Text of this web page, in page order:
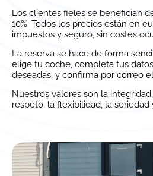
Los clientes fieles se benefician
10%. Todos los precios están en
impuestos y seguro, sin costes
La reserva se hace de forma
elige tu coche, completa tus
deseadas, y confirma por correo
Nuestros valores son la
respeto, la flexibilidad, la seriedad